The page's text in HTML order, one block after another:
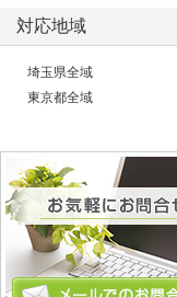
対応地域
埼玉県全域
東京都全域